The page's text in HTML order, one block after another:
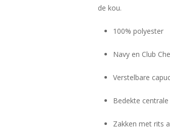
de kou.
100% polyester
Navy en Club
Verstelbare
Bedekte
Zakken met rits